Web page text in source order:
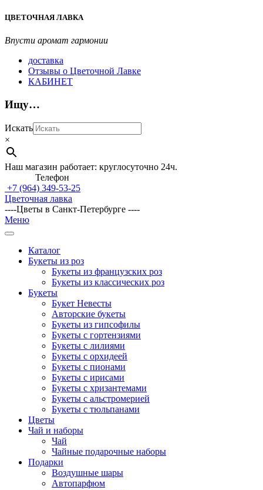
Перейти
содержимому
ЦВЕТОЧНАЯ ЛАВКА
Впусти аромат гармонии
доставка
Отзывы о Цветочной Лавке
КАБИНЕТ
Ищу…
Искать
×
Наш магазин работает: круглосуточно 24ч.
Телефон
+7 (964) 349-53-25
Цветочная лавка
----Цветы в Санкт-Петербурге ----
Главное
навигационное
Меню
Каталог
Букеты из роз
Букеты из французских роз
Букеты из классических роз
Букеты
Букет Невесты
Авторские букеты
Букеты из гипсофилы
Букеты с гортензиями
Букеты с лилиями
Букеты с орхидеей
Букеты с пионами
Букеты с ирисами
Букеты с хризантемами
Букеты с альстромерией
Букеты с тюльпанами
Цветы
Чай и наборы
Чай
Чайные подарочные наборы
Подарки
Воздушные шары
Автопарфюм